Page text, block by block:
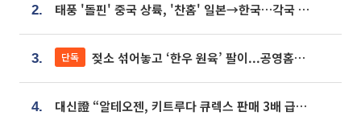
2. 태풍 '돌핀' 중국 상륙, '찬홈' 일본→한국…각국 기상청 예상 경로는?
3. 단독 젖소 섞어놓고 ‘한우 원육’ 팔이...공영홈쇼핑 표기·검증 구멍
4. 대신證 “알테오젠, 키트루다 큐렉스 판매 3배 급증…목표가 41만원 상향”